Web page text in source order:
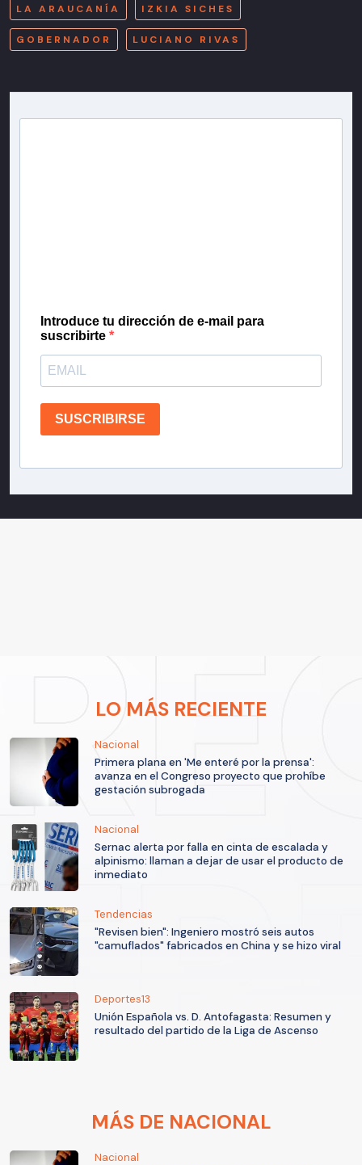
LA ARAUCANÍA IZKIA SICHES
GOBERNADOR LUCIANO RIVAS
Introduce tu dirección de e-mail para
suscribirte
SUSCRIBIRSE
LO MÁS RECIENTE
Nacional
Primera plana en 'Me enteré por la prensa':
avanza en el Congreso proyecto que prohíbe
gestación subrogada
Nacional
Sernac alerta por falla en cinta de escalada y
alpinismo: llaman a dejar de usar el producto de
inmediato
Tendencias
"Revisen bien": Ingeniero mostró seis autos
"camuflados" fabricados en China y se hizo viral
Deportes13
Unión Española vs. D. Antofagasta: Resumen y
resultado del partido de la Liga de Ascenso
MÁS DE NACIONAL
Nacional